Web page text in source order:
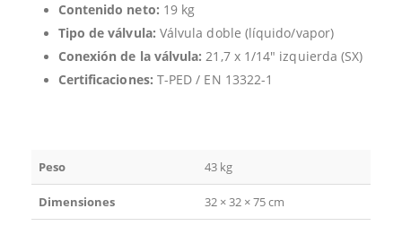
Contenido neto: 19 kg
Tipo de válvula: Válvula doble (líquido/vapor)
Conexión de la válvula: 21,7 x 1/14″ izquierda (SX)
Certificaciones: T-PED / EN 13322-1
Peso 43 kg
Dimensiones 32 × 32 × 75 cm